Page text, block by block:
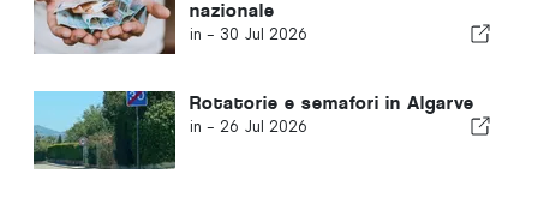
nazionale
in - 30 Jul 2026
Rotatorie e semafori in Algarve
in - 26 Jul 2026